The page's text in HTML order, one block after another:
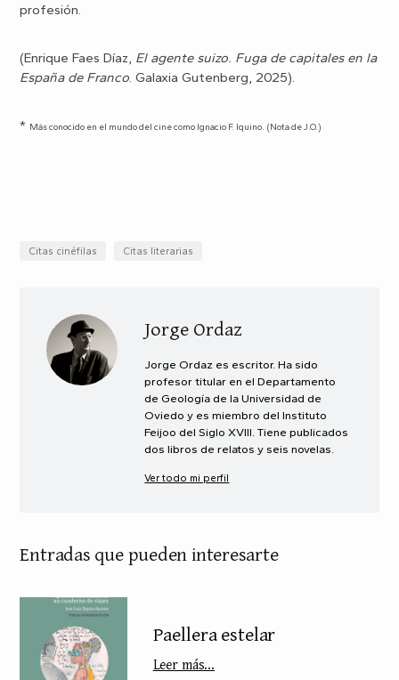
profesión.
(Enrique Faes Díaz, El agente suizo. Fuga de capitales en la
España de Franco. Galaxia Gutenberg, 2025).
* Más conocido en el mundo del cine como Ignacio F. Iquino. (Nota de J.O.)
Citas cinéfilas Citas literarias
Jorge Ordaz
Jorge Ordaz es escritor. Ha sido
profesor titular en el Departamento
de Geología de la Universidad de
Oviedo y es miembro del Instituto
Feijoo del Siglo XVIII. Tiene publicados
dos libros de relatos y seis novelas.
Ver todo mi perfil
Entradas que pueden interesarte
Paellera estelar
Leer más...